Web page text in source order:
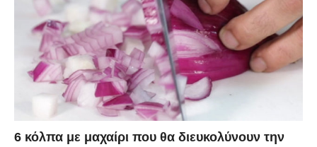
6 κόλπα με μαχαίρι που θα διευκολύνουν την